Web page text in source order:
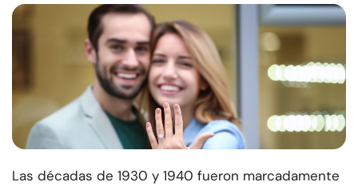
Las décadas de 1930 y 1940 fueron marcadamente